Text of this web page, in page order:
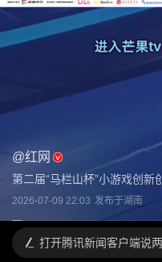
@红网
第二届“马栏山杯”小游戏创新
2026-07-09 22:03 发布于湖南
打开腾讯新闻客户端说